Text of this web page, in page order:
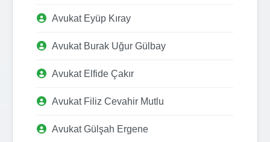
Avukat Eyüp Kıray
Avukat Burak Uğur Gülbay
Avukat Elfide Çakır
Avukat Filiz Cevahir Mutlu
Avukat Gülşah Ergene